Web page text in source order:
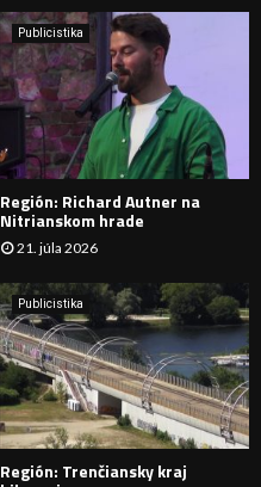
H
D
A
N
I
E
Publicistika
Región: Richard Autner na
Nitrianskom hrade
21. júla 2026
Publicistika
Región: Trenčiansky kraj